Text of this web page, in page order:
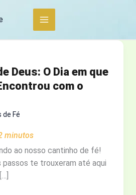
Deus: O Dia em que
com o
Fé
minutos
ao nosso cantinho de fé!
passos te trouxeram até aqui